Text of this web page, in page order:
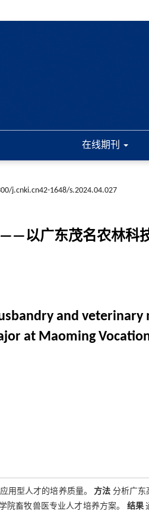
在线期刊
j.cnki.cn42-1648/s.2024.04.027
以广东茂名农林科
and
at Maoming
用型人才的培养质量。方法 分析广东
院畜牧兽医专业人才培养方案。 结果